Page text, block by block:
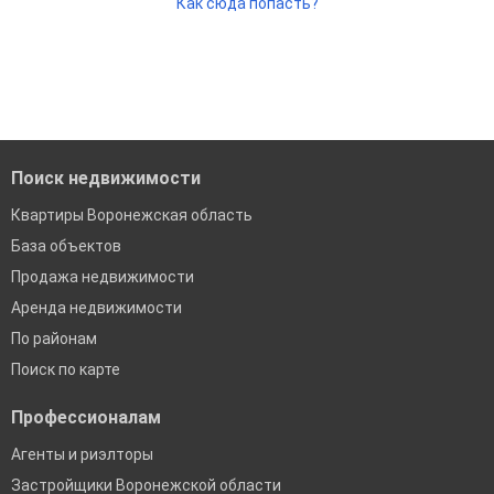
Как сюда попасть?
Поиск недвижимости
Квартиры Воронежская область
База объектов
Продажа недвижимости
Аренда недвижимости
По районам
Поиск по карте
Профессионалам
Агенты и риэлторы
Застройщики Воронежской области